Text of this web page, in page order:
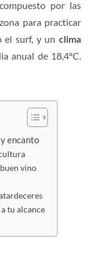
por las
para practicar
el surf, y un clima
anual de 18,4ºC.
encanto
vino
tu alcance